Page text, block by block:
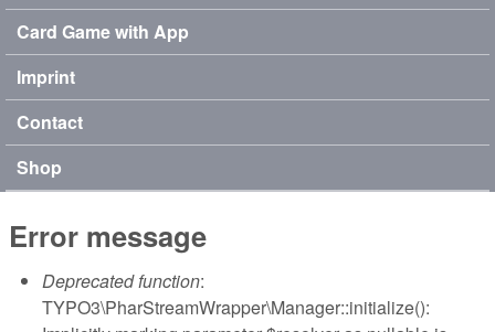
Card Game with App
Imprint
Contact
Shop
Error message
Deprecated function:
TYPO3\PharStreamWrapper\Manager::initialize():